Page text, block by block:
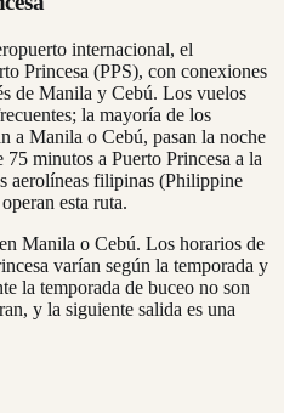
internacional, el
Princesa (PPS), con conexiones
de Manila y Cebú. Los vuelos
la mayoría de los
a Manila o Cebú, pasan la noche
minutos a Puerto Princesa a la
aerolíneas filipinas (Philippine
esta ruta.
Manila o Cebú. Los horarios de
varían según la temporada y
la temporada de buceo no son
y la siguiente salida es una